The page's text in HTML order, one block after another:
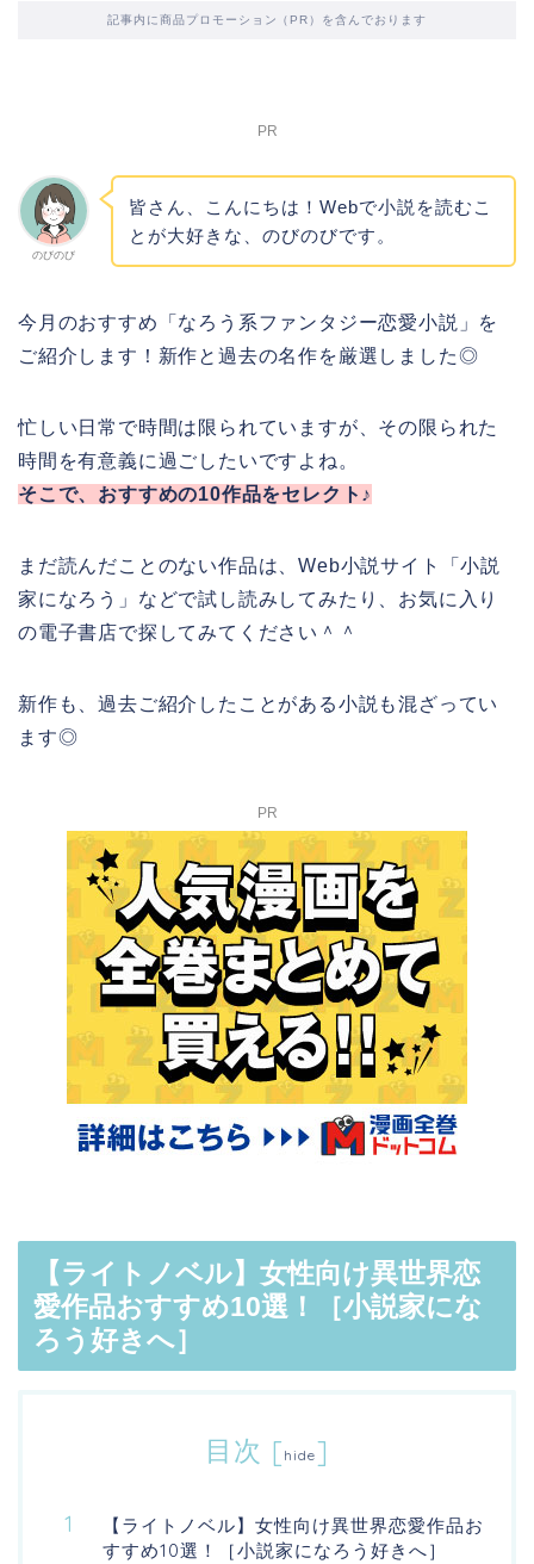
記事内に商品プロモーション（PR）を含んでおります
PR
のびのび
皆さん、こんにちは！Webで小説を読むこ
とが大好きな、のびのびです。
今月のおすすめ「なろう系ファンタジー恋愛小説」を
ご紹介します！新作と過去の名作を厳選しました◎
忙しい日常で時間は限られていますが、その限られた
時間を有意義に過ごしたいですよね。
そこで、おすすめの10作品をセレクト♪
まだ読んだことのない作品は、Web小説サイト「小説
家になろう」などで試し読みしてみたり、お気に入り
の電子書店で探してみてください＾＾
新作も、過去ご紹介したことがある小説も混ざってい
ます◎
PR
【ライトノベル】女性向け異世界恋
愛作品おすすめ10選！［小説家にな
ろう好きへ］
目次 [ hide]
【ライトノベル】女性向け異世界恋愛作品お
すすめ10選！［小説家になろう好きへ］